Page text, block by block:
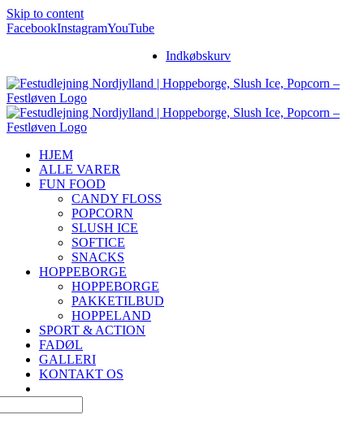
Skip to content
FacebookInstagramYouTube
Indkøbskurv
HJEM
ALLE VARER
FUN FOOD
CANDY FLOSS
POPCORN
SLUSH ICE
SOFTICE
SNACKS
HOPPEBORGE
HOPPEBORGE
PAKKETILBUD
HOPPELAND
SPORT & ACTION
FADØL
GALLERI
KONTAKT OS